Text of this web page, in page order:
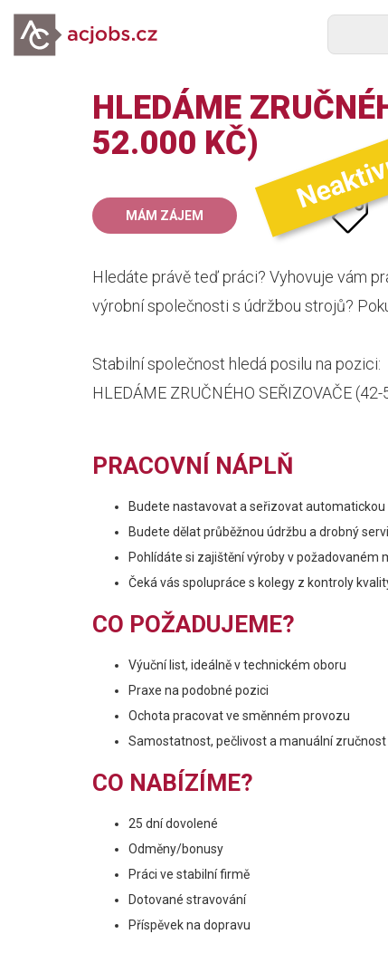
HLEDÁME
52.000 KČ)
MÁM ZÁJEM
Hledáte právě teď práci? Vyhovuje vám
výrobní společnosti s údržbou strojů?
Stabilní společnost hledá posilu na pozici:
HLEDÁME ZRUČNÉHO SEŘIZOVAČE
PRACOVNÍ NÁPLŇ
Budete nastavovat a seřizovat automatickou
Budete dělat průběžnou údržbu a drobný
Pohlídáte si zajištění výroby v požadovaném
Čeká vás spolupráce s kolegy z kontroly
CO POŽADUJEME?
Výuční list, ideálně v technickém oboru
Praxe na podobné pozici
Ochota pracovat ve směnném provozu
Samostatnost, pečlivost a manuální zručnost
CO NABÍZÍME?
25 dní dovolené
Odměny/bonusy
Práci ve stabilní firmě
Dotované stravování
Příspěvek na dopravu